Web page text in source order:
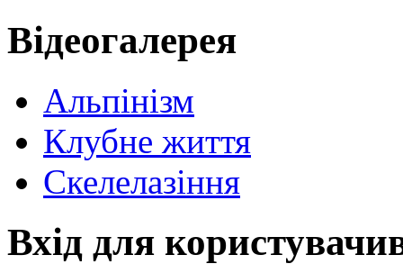
Відеогалерея
Альпінізм
Клубне життя
Скелелазіння
Вхід для